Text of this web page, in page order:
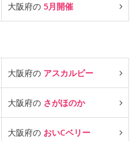
大阪府の 5月開催
大阪府の アスカルビー
大阪府の さがほのか
大阪府の おいCベリー